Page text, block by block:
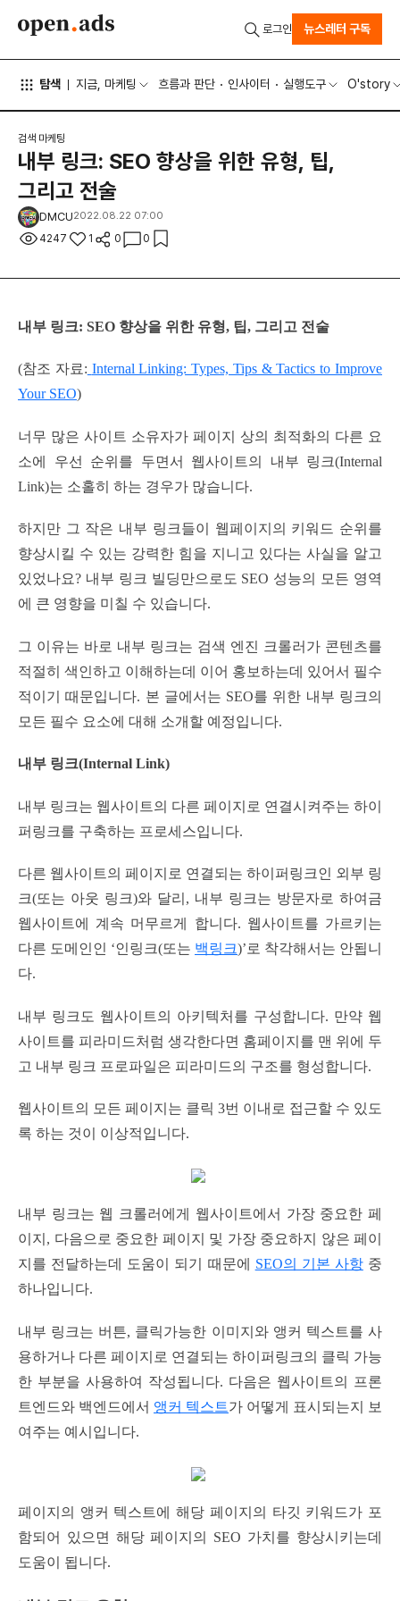
탐색 지금, 마케팅 흐름과 판단 인사이터 실행도구 O'story
로그인 뉴스레터 구독
검색 마케팅
내부 링크: SEO 향상을 위한 유형, 팁,
그리고 전술
DMCU2022.08.22 07:00
4247 1 0 0
내부 링크: SEO 향상을 위한 유형, 팁, 그리고 전술
(참조 자료: Internal Linking: Types, Tips & Tactics to Improve
Your SEO)
너무 많은 사이트 소유자가 페이지 상의 최적화의 다른 요
소에 우선 순위를 두면서 웹사이트의 내부 링크(Internal
Link)는 소홀히 하는 경우가 많습니다.
하지만 그 작은 내부 링크들이 웹페이지의 키워드 순위를
향상시킬 수 있는 강력한 힘을 지니고 있다는 사실을 알고
있었나요? 내부 링크 빌딩만으로도 SEO 성능의 모든 영역
에 큰 영향을 미칠 수 있습니다.
그 이유는 바로 내부 링크는 검색 엔진 크롤러가 콘텐츠를
적절히 색인하고 이해하는데 이어 홍보하는데 있어서 필수
적이기 때문입니다. 본 글에서는 SEO를 위한 내부 링크의
모든 필수 요소에 대해 소개할 예정입니다.
내부 링크(Internal Link)
내부 링크는 웹사이트의 다른 페이지로 연결시켜주는 하이
퍼링크를 구축하는 프로세스입니다.
다른 웹사이트의 페이지로 연결되는 하이퍼링크인 외부 링
크(또는 아웃 링크)와 달리, 내부 링크는 방문자로 하여금
웹사이트에 계속 머무르게 합니다. 웹사이트를 가르키는
다른 도메인인 ‘인링크(또는 백링크)’로 착각해서는 안됩니
다.
내부 링크도 웹사이트의 아키텍처를 구성합니다. 만약 웹
사이트를 피라미드처럼 생각한다면 홈페이지를 맨 위에 두
고 내부 링크 프로파일은 피라미드의 구조를 형성합니다.
웹사이트의 모든 페이지는 클릭 3번 이내로 접근할 수 있도
록 하는 것이 이상적입니다.
내부 링크는 웹 크롤러에게 웹사이트에서 가장 중요한 페
이지, 다음으로 중요한 페이지 및 가장 중요하지 않은 페이
지를 전달하는데 도움이 되기 때문에
SEO의 기본 사항 중
하나입니다.
내부 링크는 버튼, 클릭가능한 이미지와 앵커 텍스트를 사
용하거나 다른 페이지로 연결되는 하이퍼링크의 클릭 가능
한 부분을 사용하여 작성됩니다. 다음은 웹사이트의 프론
트엔드와 백엔드에서 앵커 텍스트가 어떻게 표시되는지 보
여주는 예시입니다.
페이지의 앵커 텍스트에 해당 페이지의 타깃 키워드가 포
함되어 있으면 해당 페이지의 SEO 가치를 향상시키는데
도움이 됩니다.